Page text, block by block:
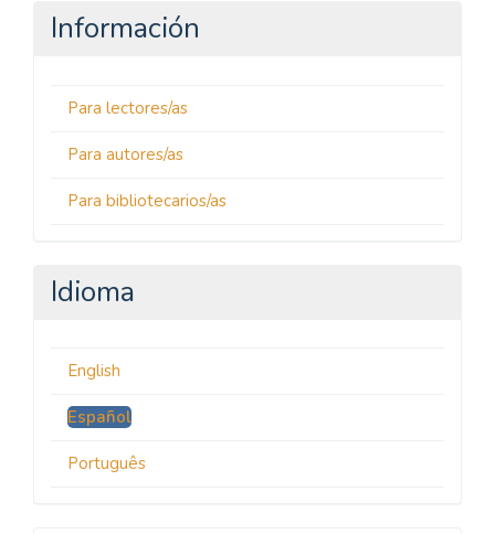
Información
Para lectores/as
Para autores/as
Para bibliotecarios/as
Idioma
English
Español
Português